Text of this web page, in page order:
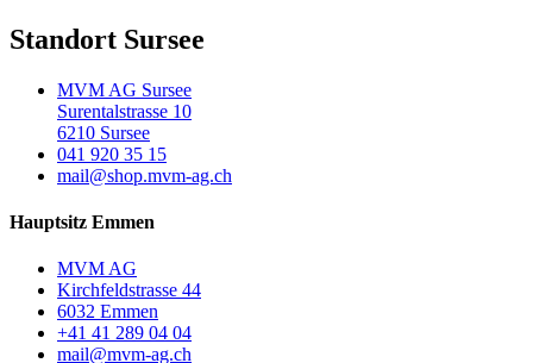
Standort Sursee
MVM AG Sursee
Surentalstrasse 10
6210 Sursee
041 920 35 15
mail@shop.mvm-ag.ch
Hauptsitz Emmen
MVM AG
Kirchfeldstrasse 44
6032 Emmen
+41 41 289 04 04
mail@mvm-ag.ch